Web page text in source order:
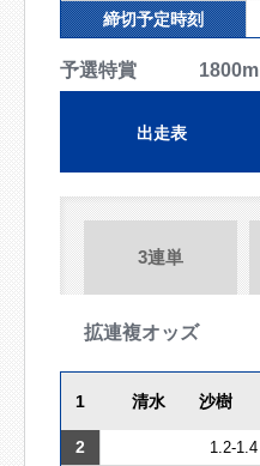
締切予定時刻
予選特賞 1800m
出走表
3連単
拡連複オッズ
1 清水 沙樹
2 1.2-1.4